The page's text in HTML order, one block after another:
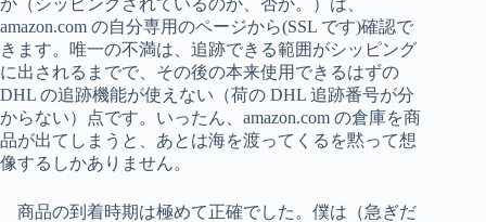
か（シッピングされているのか、否か。）は、
amazon.com の自分専用のページから(SSL です)確認で
きます。唯一の不満は、追跡できる範囲がシッピング
に出されるまでで、その後の本来使用できるはずの
DHL の追跡機能が使えない（荷の DHL 追跡番号が分
からない）点です。いったん、amazon.com の倉庫を商
品が出てしまうと、あとは海を渡ってくるを黙って想
像するしかありません。
商品の到着時期は極めて正確でした。僕は（急ぎだ